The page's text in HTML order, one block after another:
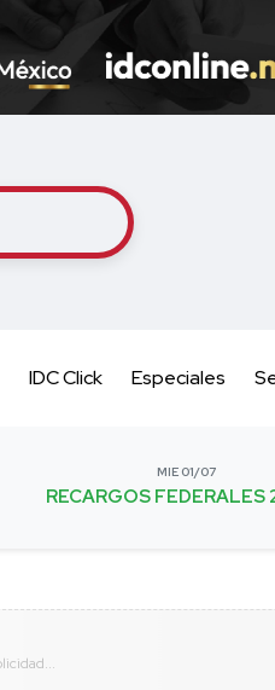
IDC Click Especiales
MIE 01/07
RECARGOS FEDERALES